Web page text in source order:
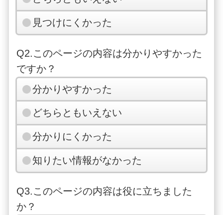
見つけにくかった
Q2.このページの内容は分かりやすかった
ですか？
分かりやすかった
どちらともいえない
分かりにくかった
知りたい情報がなかった
Q3.このページの内容は役に立ちました
か？